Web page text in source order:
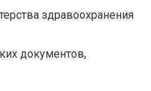
здравоохранения
документов,